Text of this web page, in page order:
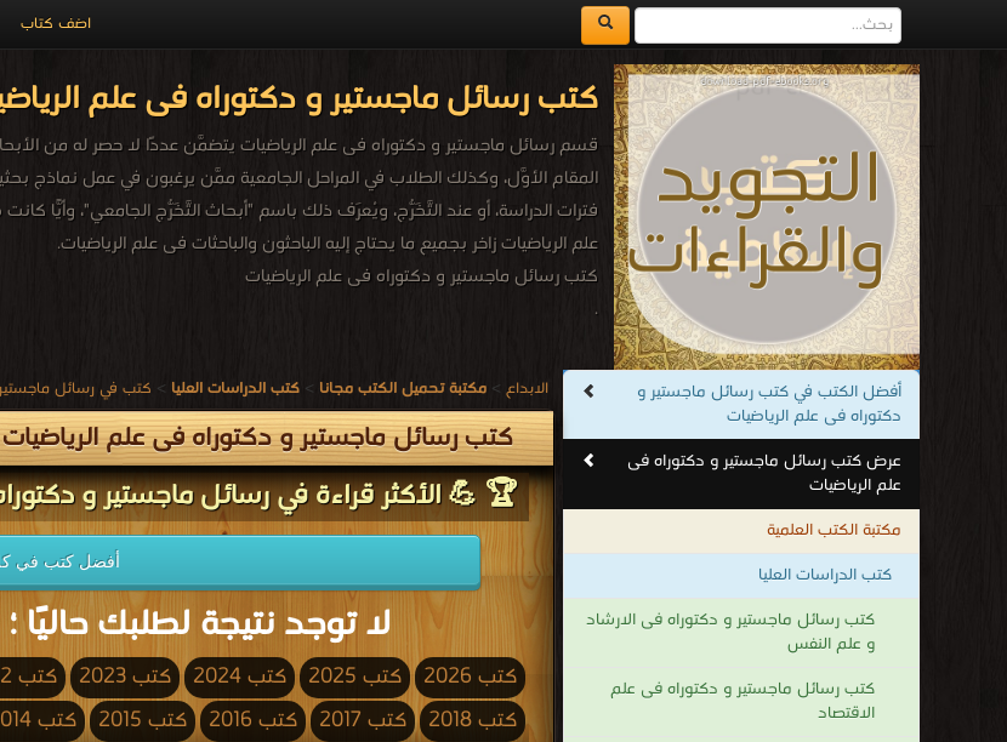
اضف كتاب
كتب رسائل ماجستير و دكتوراه فى علم
قسم رسائل ماجستير و دكتوراه فى علم الرياضيات يتضمَّن عددًا لا حصر له من
المقام الأوَّل، وكذلك الطلاب في المراحل الجامعية ممَّن يرغبون في عمل نماذج
فترات الدراسة، أو عند التَّخَرُّج، ويُعرَف ذلك باسم "أبحاث التَّخَرُّج الجامعي"، وأيًّا
علم الرياضيات زاخر بجميع ما يحتاج إليه الباحثون والباحثات فى علم الرياضيات.
كتب رسائل ماجستير و دكتوراه فى علم الرياضيات
.
أفضل الكتب في كتب رسائل ماجستير و
دكتوراه فى علم الرياضيات
عرض كتب رسائل ماجستير و دكتوراه فى
علم الرياضيات
مكتبة الكتب العلمية
كتب الدراسات العليا
كتب رسائل ماجستير و دكتوراه فى الارشاد
و علم النفس
كتب رسائل ماجستير و دكتوراه فى علم
الاقتصاد
الابداع > مكتبة تحميل الكتب مجانا > كتب الدراسات العليا > كتب في رسائل
كتب رسائل ماجستير و دكتوراه فى علم الرياضيات
🏆 💪 الأكثر قراءة في رسائل ماجستير و
أفضل كتب في كل
لا توجد نتيجة لطلبك حاليًا
كتب 2026 كتب 2025 كتب 2024 كتب 2023 كتب 2022
كتب 2018
كتب 2017 كتب 2016 كتب 2015 كتب 2014